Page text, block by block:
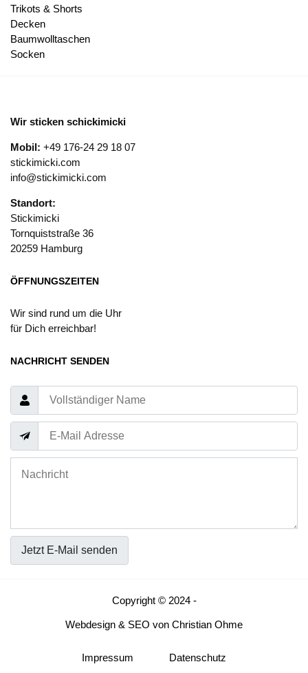
Trikots & Shorts
Decken
Baumwolltaschen
Socken
Wir sticken schickimicki
Mobil: +49 176-24 29 18 07
stickimicki.com
info@stickimicki.com
Standort:
Stickimicki
Tornquiststraße 36
20259 Hamburg
ÖFFNUNGSZEITEN
Wir sind rund um die Uhr
für Dich erreichbar!
NACHRICHT SENDEN
Jetzt E-Mail senden
Copyright © 2024 -
Webdesign & SEO von Christian Ohme
Impressum Datenschutz